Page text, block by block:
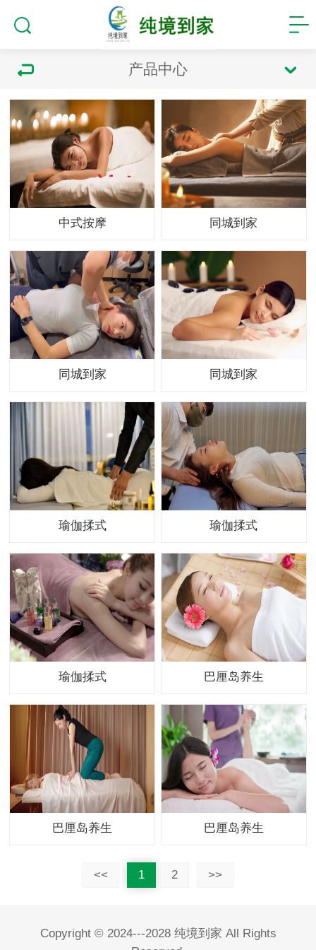
产品中心
中式按摩 同城到家
同城到家 同城到家
瑜伽揉式 瑜伽揉式
瑜伽揉式 巴厘岛养生
巴厘岛养生 巴厘岛养生
<< 1 2 >>
Copyright © 2024---2028 纯境到家 All Rights